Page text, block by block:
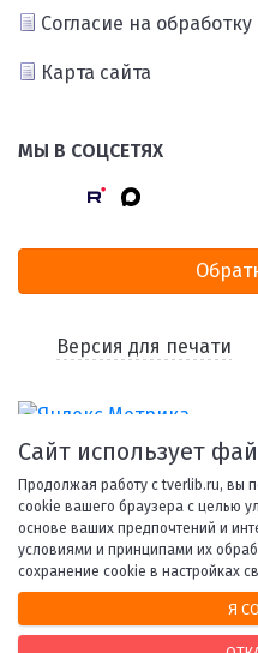
Согласие на
Карта сайта
МЫ В СОЦСЕТЯХ
Версия для печати
© 1998-2026 Тверская
Горького.
При использовании
Сайт использует
Продолжая работу с tverlib.ru, вы
cookie вашего браузера с целью
основе ваших предпочтений и
условиями и принципами их
сохранение cookie в настройках
Я